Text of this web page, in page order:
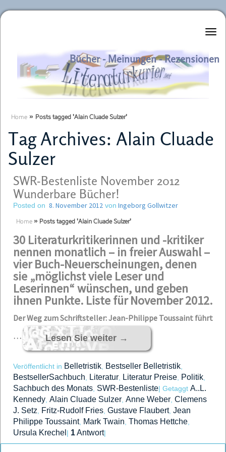
Literaturkurier.net
Bücher - Meinungen - Rezensionen
Home » Posts tagged 'Alain Cluade Sulzer'
Tag Archives: Alain Cluade
Sulzer
SWR-Bestenliste November 2012
Wunderbare Bücher!
Posted on 8. November 2012 von Ingeborg Gollwitzer
Home » Posts tagged 'Alain Cluade Sulzer'
30 Literaturkritikerinnen und -kritiker
nennen monatlich – in freier Auswahl –
vier Buch-Neuerscheinungen, denen
sie „möglichst viele Leser und
Leserinnen“ wünschen, und geben
ihnen Punkte. Liste für November 2012.
Der Weg zum Schriftsteller: Jean-Philippe Toussaint führt
…
Lesen Sie weiter →
Veröffentlicht in Belletristik Bestseller Belletristik
BestsellerSachbuch Literatur Literatur Preise Politik
Sachbuch des Monats SWR-Bestenliste| Getaggt A..L.
Kennedy Alain Cluade Sulzer Anne Weber Clemens
J. Setz
Fritz-Rudolf Fries Gustave Flaubert, Jean
Philippe Toussaint, Mark Twain Thomas Hettche
Ursula Krechel | 1Antwort|